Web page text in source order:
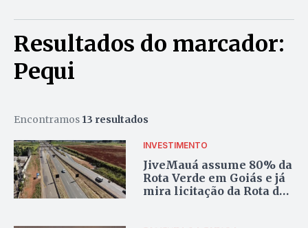
Resultados do marcador:
Pequi
Encontramos 13 resultados
INVESTIMENTO
JiveMauá assume 80% da
Rota Verde em Goiás e já
mira licitação da Rota do